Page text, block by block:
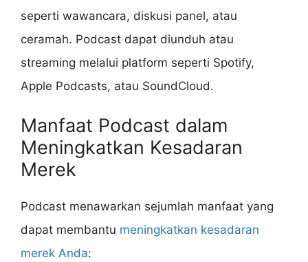
seperti wawancara, diskusi panel, atau
ceramah. Podcast dapat diunduh atau
streaming melalui platform seperti Spotify,
Apple Podcasts, atau SoundCloud.
Manfaat Podcast dalam
Meningkatkan Kesadaran
Merek
Podcast menawarkan sejumlah manfaat yang
dapat membantu meningkatkan kesadaran
merek Anda: